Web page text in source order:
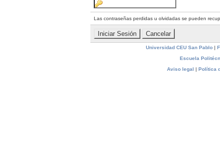
Las contraseñas perdidas u olvidadas se pueden
Universidad CEU San Pablo|
Escuela
Aviso legal | Política